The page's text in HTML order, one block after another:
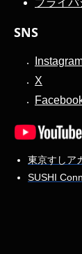
プライ
SNS
X
東京すしア
SUSHI